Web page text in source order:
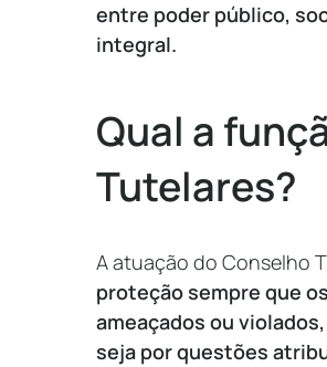
entre poder público,
integral.
Qual a
Tutelares?
A atuação do Conselho
proteção sempre que
ameaçados ou
seja por questões